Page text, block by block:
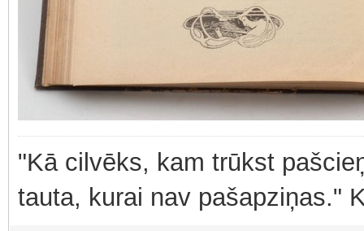
"Kā cilvēks, kam trūkst
tauta, kurai nav pašapziņas."